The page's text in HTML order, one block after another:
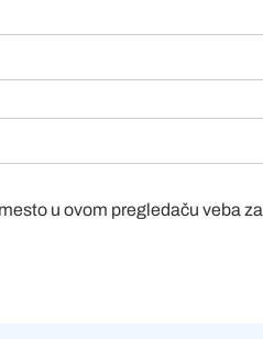
u ovom pregledaču veba za